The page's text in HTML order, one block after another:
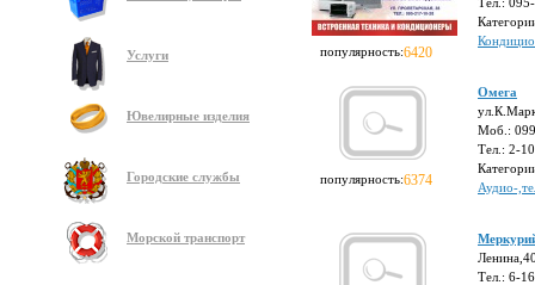
Услуги
Ювелирные изделия
Городские службы
Морской транспорт
популярность:6420
популярность:6374
Омега
Моб.:
Тел.: 2-
Аудио-
Тел.: 6-